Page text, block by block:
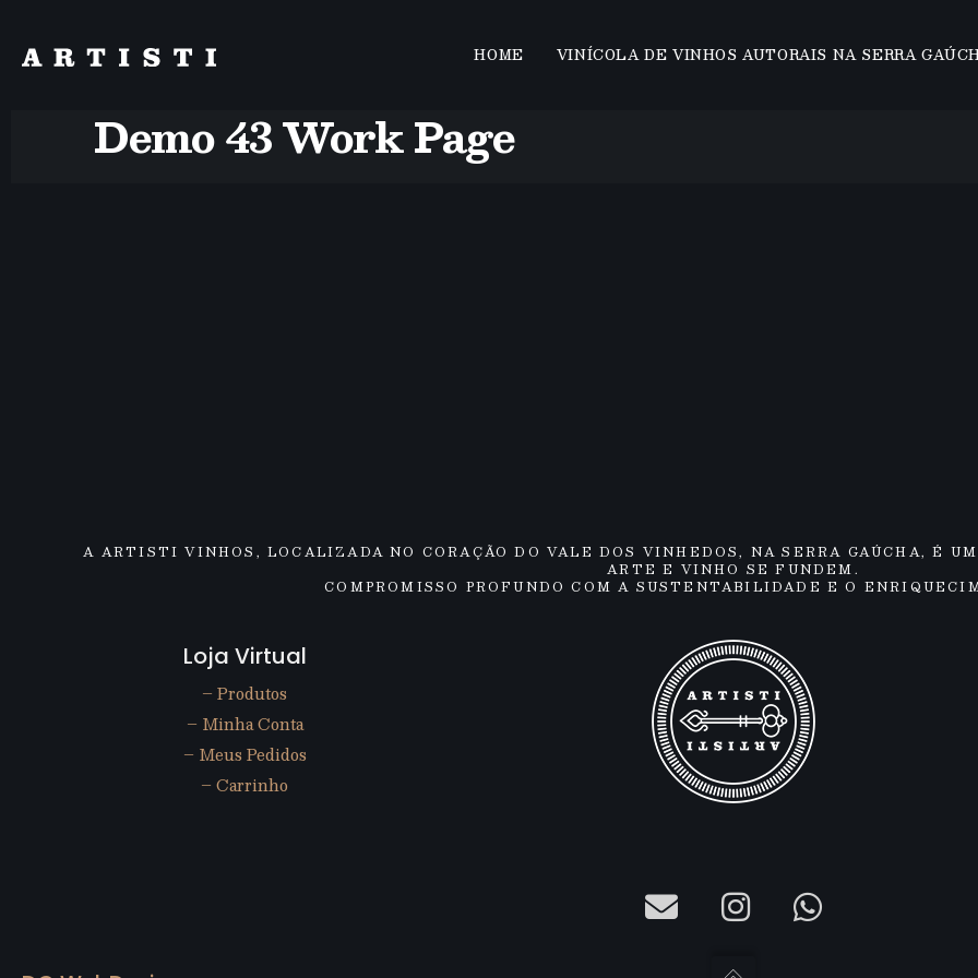
HOME VINÍCOLA DE VINHOS AUTORAIS NA SERRA
Demo 43 Work Page
A ARTISTI VINHOS, LOCALIZADA NO CORAÇÃO DO VALE DOS VINHEDOS, NA SERRA GAÚCHA, É
ARTE E VINHO SE FUNDEM.
COMPROMISSO PROFUNDO COM A SUSTENTABILIDADE E O
Loja Virtual
– Produtos
– Minha Conta
– Meus Pedidos
– Carrinho